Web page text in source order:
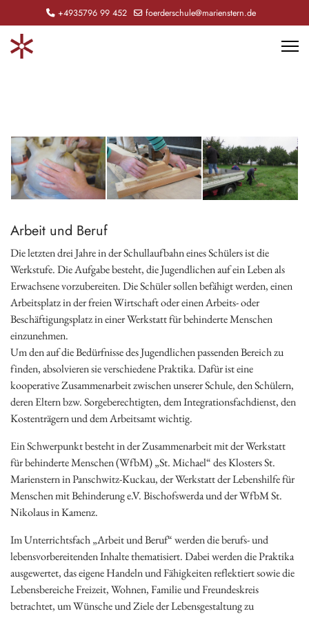
+4935796 99 452 foerderschule@marienstern.de
Arbeit und Beruf
Die letzten drei Jahre in der Schullaufbahn eines Schülers ist die
Werkstufe. Die Aufgabe besteht, die Jugendlichen auf ein Leben als
Erwachsene vorzubereiten. Die Schüler sollen befähigt werden, einen
Arbeitsplatz in der freien Wirtschaft oder einen Arbeits- oder
Beschäftigungsplatz in einer Werkstatt für behinderte Menschen
einzunehmen.
Um den auf die Bedürfnisse des Jugendlichen passenden Bereich zu
finden, absolvieren sie verschiedene Praktika. Dafür ist eine
kooperative Zusammenarbeit zwischen unserer Schule, den Schülern,
deren Eltern bzw. Sorgeberechtigten, dem Integrationsfachdienst, den
Kostenträgern und dem Arbeitsamt wichtig.
Ein Schwerpunkt besteht in der Zusammenarbeit mit der Werkstatt
für behinderte Menschen (WfbM) „St. Michael“ des Klosters St.
Marienstern in Panschwitz-Kuckau, der Werkstatt der Lebenshilfe für
Menschen mit Behinderung e.V. Bischofswerda und der WfbM St.
Nikolaus in Kamenz.
Im Unterrichtsfach „Arbeit und Beruf“ werden die berufs- und
lebensvorbereitenden Inhalte thematisiert. Dabei werden die Praktika
ausgewertet, das eigene Handeln und Fähigkeiten reflektiert sowie die
Lebensbereiche Freizeit, Wohnen, Familie und Freundeskreis
betrachtet, um Wünsche und Ziele der Lebensgestaltung zu